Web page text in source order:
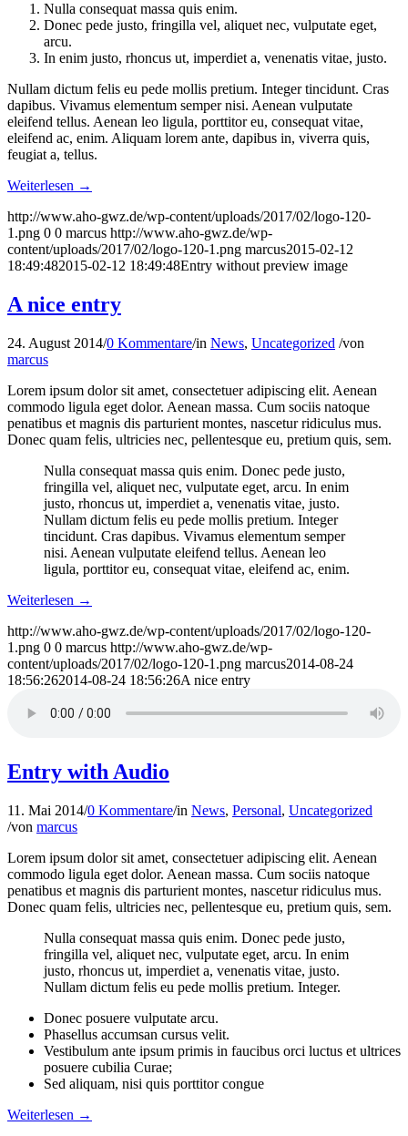
Nulla consequat massa quis enim.
Donec pede justo, fringilla vel, aliquet nec, vulputate eget,
arcu.
In enim justo, rhoncus ut, imperdiet a, venenatis vitae, justo.
Nullam dictum felis eu pede mollis pretium. Integer tincidunt. Cras
dapibus. Vivamus elementum semper nisi. Aenean vulputate
eleifend tellus. Aenean leo ligula, porttitor eu, consequat vitae,
eleifend ac, enim. Aliquam lorem ante, dapibus in, viverra quis,
feugiat a, tellus.
Weiterlesen →
http://www.aho-gwz.de/wp-content/uploads/2017/02/logo-120-
1.png 0 0 marcus http://www.aho-gwz.de/wp-
content/uploads/2017/02/logo-120-1.png marcus2015-02-12
18:49:482015-02-12 18:49:48Entry without preview image
A nice entry
24. August 2014/0 Kommentare/in News, Uncategorized /von
marcus
Lorem ipsum dolor sit amet, consectetuer adipiscing elit. Aenean
commodo ligula eget dolor. Aenean massa. Cum sociis natoque
penatibus et magnis dis parturient montes, nascetur ridiculus mus.
Donec quam felis, ultricies nec, pellentesque eu, pretium quis, sem.
Nulla consequat massa quis enim. Donec pede justo,
fringilla vel, aliquet nec, vulputate eget, arcu. In enim
justo, rhoncus ut, imperdiet a, venenatis vitae, justo.
Nullam dictum felis eu pede mollis pretium. Integer
tincidunt. Cras dapibus. Vivamus elementum semper
nisi. Aenean vulputate eleifend tellus. Aenean leo
ligula, porttitor eu, consequat vitae, eleifend ac, enim.
Weiterlesen →
http://www.aho-gwz.de/wp-content/uploads/2017/02/logo-120-
1.png 0 0 marcus http://www.aho-gwz.de/wp-
content/uploads/2017/02/logo-120-1.png marcus2014-08-24
18:56:262014-08-24 18:56:26A nice entry
Entry with Audio
11. Mai 2014/0 Kommentare/in News, Personal, Uncategorized
/von marcus
Lorem ipsum dolor sit amet, consectetuer adipiscing elit. Aenean
commodo ligula eget dolor. Aenean massa. Cum sociis natoque
penatibus et magnis dis parturient montes, nascetur ridiculus mus.
Donec quam felis, ultricies nec, pellentesque eu, pretium quis, sem.
Nulla consequat massa quis enim. Donec pede justo,
fringilla vel, aliquet nec, vulputate eget, arcu. In enim
justo, rhoncus ut, imperdiet a, venenatis vitae, justo.
Nullam dictum felis eu pede mollis pretium. Integer.
Donec posuere vulputate arcu.
Phasellus accumsan cursus velit.
Vestibulum ante ipsum primis in faucibus orci luctus et ultrices
posuere cubilia Curae;
Sed aliquam, nisi quis porttitor congue
Weiterlesen →